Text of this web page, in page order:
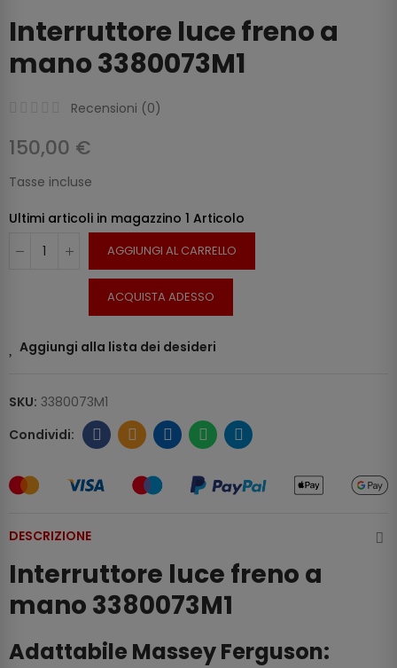
Interruttore luce freno a
mano 3380073M1
Recensioni (0)
150,00 €
Tasse incluse
Ultimi articoli in magazzino 1 Articolo
AGGIUNGI AL CARRELLO
ACQUISTA ADESSO
Aggiungi alla lista dei desideri
SKU: 3380073M1
DESCRIZIONE
Interruttore luce freno a
mano 3380073M1
Adattabile Massey Ferguson: